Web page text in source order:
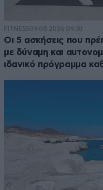
FITNESS09·08·2026 09:30
Οι 5 ασκήσεις που
με δύναμη και
ιδανικό πρόγραμμα